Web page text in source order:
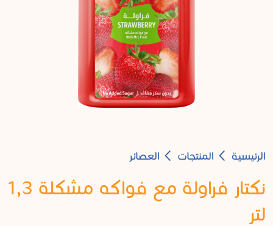
Breadcrumb
الرئيسية المنتجات العصائر
نكتار فراولة مع فواكه مشكلة 1,3
لتر